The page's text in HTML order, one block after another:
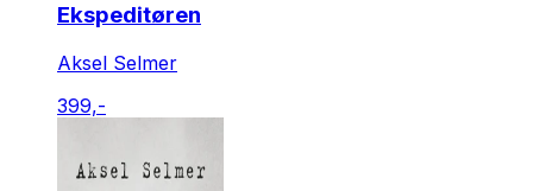
Ekspeditøren
Aksel Selmer
399,-